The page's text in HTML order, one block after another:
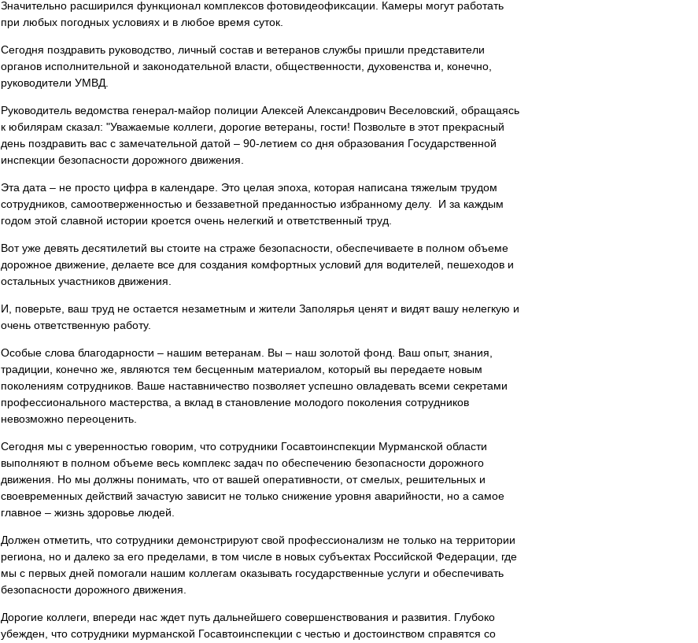
Значительно расширился функционал комплексов фотовидеофиксации. Камеры могут работать
при любых погодных условиях и в любое время суток.
Сегодня поздравить руководство, личный состав и ветеранов службы пришли представители
органов исполнительной и законодательной власти, общественности, духовенства и, конечно,
руководители УМВД.
Руководитель ведомства генерал-майор полиции Алексей Александрович Веселовский, обращаясь
к юбилярам сказал: "Уважаемые коллеги, дорогие ветераны, гости! Позвольте в этот прекрасный
день поздравить вас с замечательной датой – 90-летием со дня образования Государственной
инспекции безопасности дорожного движения.
Эта дата – не просто цифра в календаре. Это целая эпоха, которая написана тяжелым трудом
сотрудников, самоотверженностью и беззаветной преданностью избранному делу. И за каждым
годом этой славной истории кроется очень нелегкий и ответственный труд.
Вот уже девять десятилетий вы стоите на страже безопасности, обеспечиваете в полном объеме
дорожное движение, делаете все для создания комфортных условий для водителей, пешеходов и
остальных участников движения.
И, поверьте, ваш труд не остается незаметным и жители Заполярья ценят и видят вашу нелегкую и
очень ответственную работу.
Особые слова благодарности – нашим ветеранам. Вы – наш золотой фонд. Ваш опыт, знания,
традиции, конечно же, являются тем бесценным материалом, который вы передаете новым
поколениям сотрудников. Ваше наставничество позволяет успешно овладевать всеми секретами
профессионального мастерства, а вклад в становление молодого поколения сотрудников
невозможно переоценить.
Сегодня мы с уверенностью говорим, что сотрудники Госавтоинспекции Мурманской области
выполняют в полном объеме весь комплекс задач по обеспечению безопасности дорожного
движения. Но мы должны понимать, что от вашей оперативности, от смелых, решительных и
своевременных действий зачастую зависит не только снижение уровня аварийности, но а самое
главное – жизнь здоровье людей.
Должен отметить, что сотрудники демонстрируют свой профессионализм не только на территории
региона, но и далеко за его пределами, в том числе в новых субъектах Российской Федерации, где
мы с первых дней помогали нашим коллегам оказывать государственные услуги и обеспечивать
безопасности дорожного движения.
Дорогие коллеги, впереди нас ждет путь дальнейшего совершенствования и развития. Глубоко
убежден, что сотрудники мурманской Госавтоинспекции с честью и достоинством справятся со